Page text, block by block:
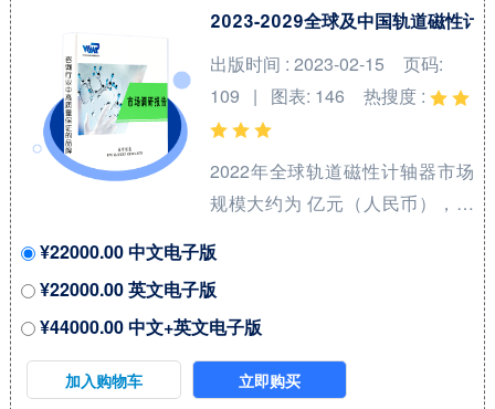
产品类型方面来看，电池绝缘套
额将达到 %。同时就应用来看，
汽车在2021年份额大约是 %，未
来几年CAGR大约为 %。 本报告
研究中...
2023-2029全球及中国轨道磁性计
出版时间 : 2023-02-15
页码:
109 | 图表: 146
热搜度 :
2022年全球轨道磁性计轴器市场
规模大约为 亿元（人民币），预
2029期间年复合增长率
（CAGR）为 %。未来几年，本
行业具有很大不确定性，本文的
2023-2029年的预测数据是基于过
去几年的历史发展、行业专家观
¥22000.00 中文电子版
¥22000.00 英文电子版
¥44000.00 中文+英文电子版
加入购物车 立即购买